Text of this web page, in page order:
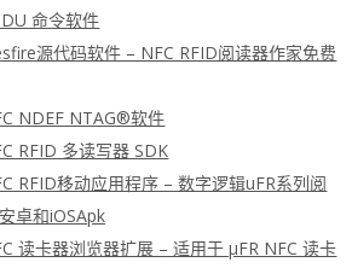
命令软件
源代码软件 – NFC RFID阅读器作家免费
NDEF NTAG®软件
RFID 多读写器 SDK
RFID移动应用程序 – 数字逻辑uFR系列阅
卓和iOSApk
读卡器浏览器扩展 – 适用于 μFR NFC 读卡